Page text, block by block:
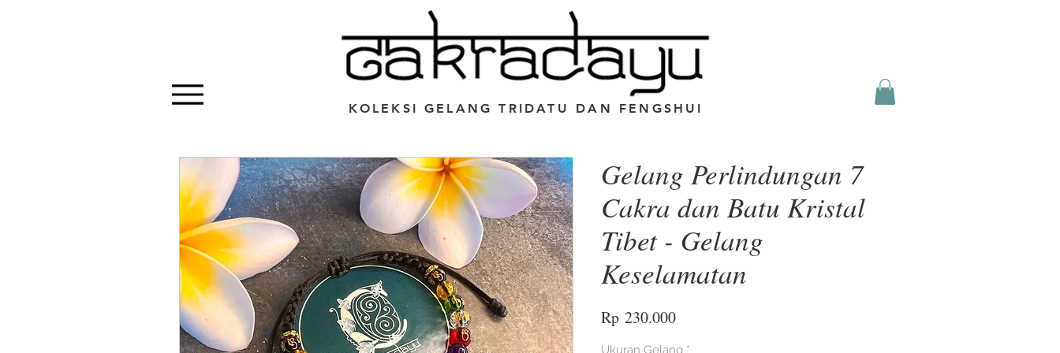
KOLEKSI GELANG TRIDATU DAN FENGSHUI
Gelang Perlindungan 7
Cakra dan Batu Kristal
Tibet - Gelang
Keselamatan
Rp 230.000Harga